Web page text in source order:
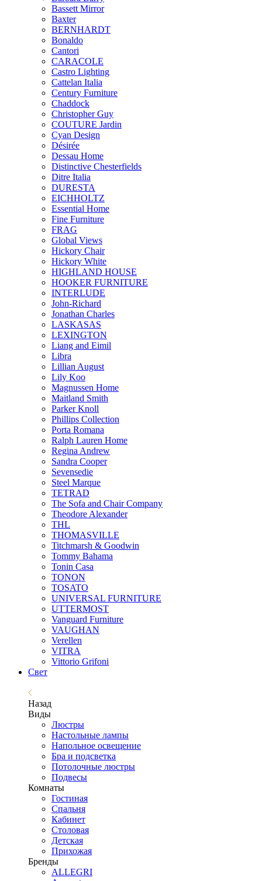
Bassett Mirror
Baxter
BERNHARDT
Bonaldo
Cantori
CARACOLE
Castro Lighting
Cattelan Italia
Century Furniture
Chaddock
Christopher Guy
COUTURE Jardin
Cyan Design
Désirée
Dessau Home
Distinctive Chesterfields
Ditre Italia
DURESTA
EICHHOLTZ
Essential Home
Fine Furniture
FRAG
Global Views
Hickory Chair
Hickory White
HIGHLAND HOUSE
HOOKER FURNITURE
INTERLUDE
John-Richard
Jonathan Charles
LASKASAS
LEXINGTON
Liang and Eimil
Libra
Lillian August
Lily Koo
Magnussen Home
Maitland Smith
Parker Knoll
Phillips Collection
Porta Romana
Ralph Lauren Home
Regina Andrew
Sandra Cooper
Sevensedie
Steel Marque
TETRAD
The Sofa and Chair Company
Theodore Alexander
THL
THOMASVILLE
Titchmarsh & Goodwin
Tommy Bahama
Tonin Casa
TONON
TOSATO
UNIVERSAL FURNITURE
UTTERMOST
Vanguard Furniture
VAUGHAN
Verellen
VITRA
Vittorio Grifoni
Свет
Назад
Виды
Люстры
Настольные лампы
Напольное освещение
Бра и подсветка
Потолочные люстры
Подвесы
Комнаты
Гостиная
Спальня
Кабинет
Столовая
Детская
Прихожая
Бренды
ALLEGRI